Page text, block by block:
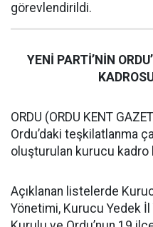
görevlendirildi.
YENİ PARTİ’NİN
ORDU (ORDU KENT
Ordu’daki teşkilatlanma
oluşturulan kurucu kadro
Açıklanan listelerde
Yönetimi, Kurucu Yedek